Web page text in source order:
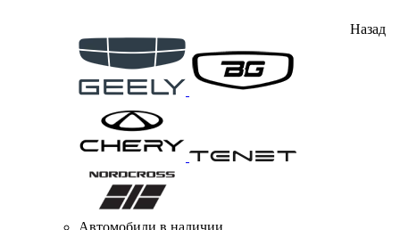
Назад
Автомобили в наличии